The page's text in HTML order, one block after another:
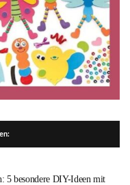
5 besondere DIY-Ideen mit